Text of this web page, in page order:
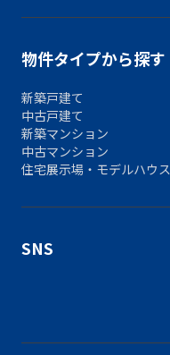
物件タイプから探す
新築戸建て
中古戸建て
新築マンション
中古マンション
住宅展示場・モデルハウス
SNS